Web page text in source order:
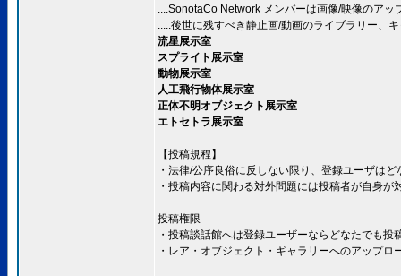
....SonotaCo Network メンバーは画像/映像のアッ
.....後世に残すべき静止画/動画のライブラリー、
流星展示室
スプライト展示室
動物展示室
人工飛行物体展示室
正体不明オブジェクト展示室
エトセトラ展示室
【投稿規程】
・法律/公序良俗に反しない限り、登録ユーザは
・投稿内容に関わる対外問題には投稿者が自身が
投稿権限
・投稿談話館へは登録ユーザーならどなたでも投
・レア・オブジェクト・ギャラリーへのアップ